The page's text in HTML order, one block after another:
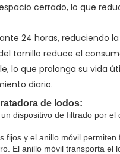
cerrado, lo que
24 horas, reduciendo
tornillo reduce el
lo que prolonga su vida
diario.
de lodos:
dispositivo de filtrado por
fijos y el anillo móvil
El anillo móvil transporta el